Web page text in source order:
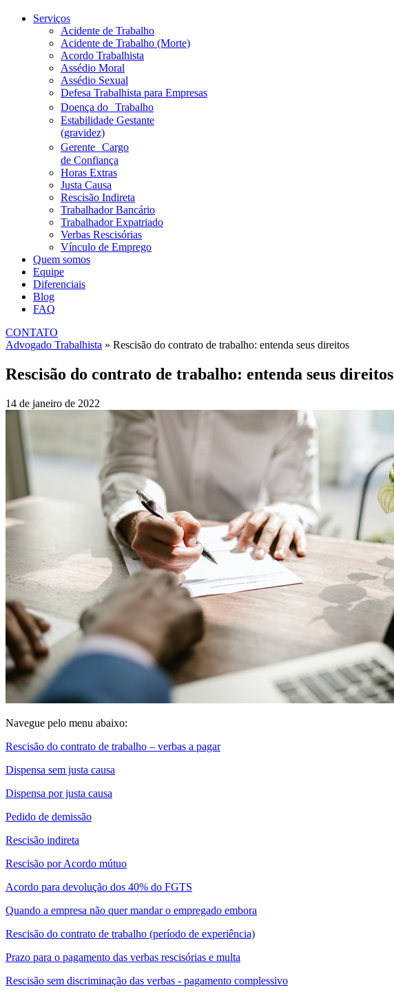
Serviços
Acidente de Trabalho
Acidente de Trabalho (Morte)
Acordo Trabalhista
Assédio Moral
Assédio Sexual
Defesa Trabalhista para Empresas
Doença do Trabalho
Estabilidade Gestante
(gravidez)
Gerente Cargo
de Confiança
Horas Extras
Justa Causa
Rescisão Indireta
Trabalhador Bancário
Trabalhador Expatriado
Verbas Rescisórias
Vínculo de Emprego
Quem somos
Equipe
Diferenciais
Blog
FAQ
CONTATO
Advogado Trabalhista » Rescisão do contrato de trabalho: entenda seus direitos
Rescisão do contrato de trabalho: entenda seus direitos
14 de janeiro de 2022
Navegue pelo menu abaixo:
Rescisão do contrato de trabalho – verbas a pagar
Dispensa sem justa causa
Dispensa por justa causa
Pedido de demissão
Rescisão indireta
Rescisão por Acordo mútuo
Acordo para devolução dos 40% do FGTS
Quando a empresa não quer mandar o empregado embora
Rescisão do contrato de trabalho (período de experiência)
Prazo para o pagamento das verbas rescisórias e multa
Rescisão sem discriminação das verbas - pagamento complessivo